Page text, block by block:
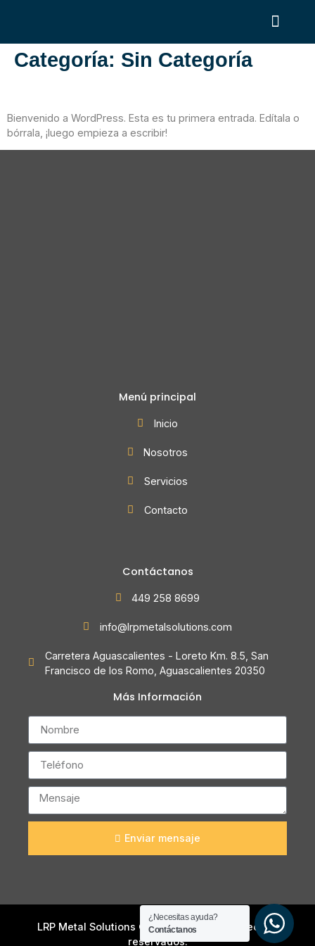
Categoría: Sin Categoría
Bienvenido a WordPress. Esta es tu primera entrada. Edítala o
bórrala, ¡luego empieza a escribir!
Menú principal
Inicio
Nosotros
Servicios
Contacto
Contáctanos
449 258 8699
info@lrpmetalsolutions.com
Carretera Aguascalientes - Loreto Km. 8.5, San
Francisco de los Romo, Aguascalientes 20350
Más Información
Enviar mensaje
LRP Metal Solutions © 2026 Todos los derechos
reservados.
¿Necesitas ayuda?
Contáctanos